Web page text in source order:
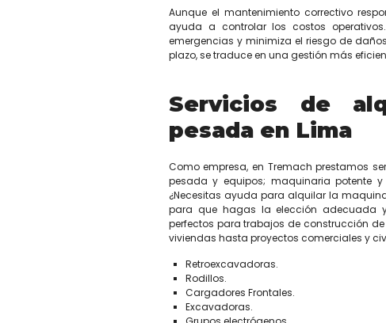
Aunque el mantenimiento correctivo
ayuda a controlar los costos
emergencias y minimiza el riesgo de
plazo, se traduce en una gestión más
Servicios de
pesada en Lima
Como empresa, en Tremach prestamos
pesada y equipos; maquinaria potente
¿Necesitas ayuda para alquilar la
para que hagas la elección adecuada
perfectos para trabajos de construcción
viviendas hasta proyectos comerciales y
Retroexcavadoras.
Rodillos.
Cargadores Frontales.
Excavadoras.